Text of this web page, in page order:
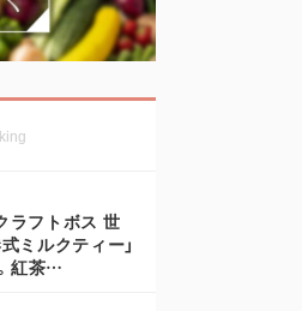
ラフトボス 世
ミルクティー」
紅茶…